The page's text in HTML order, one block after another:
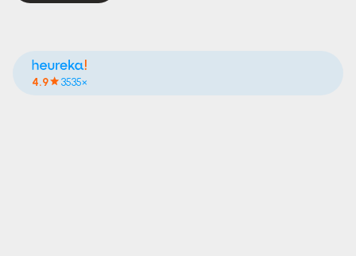
4.9 3535×